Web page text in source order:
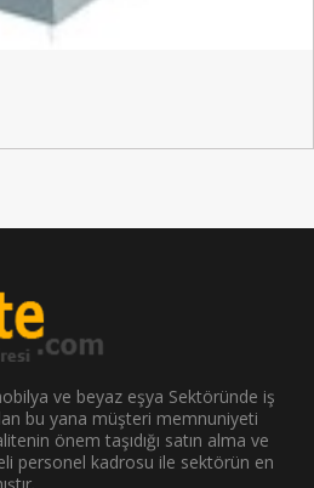
ve beyaz eşya Sektöründe iş
bu yana müşteri memnuniyeti
önem taşıdığı satın alma ve
personel kadrosu ile sektörün en